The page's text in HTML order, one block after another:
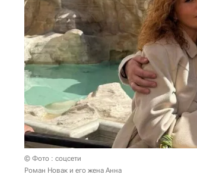
© Фото : соцсети
Роман Новак и его жена Анна